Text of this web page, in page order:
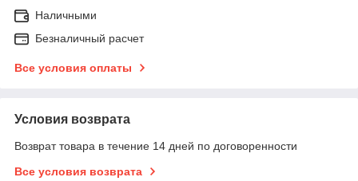
Наличными
Безналичный расчет
Все условия оплаты
Условия возврата
Возврат товара в течение 14 дней по договоренности
Все условия возврата